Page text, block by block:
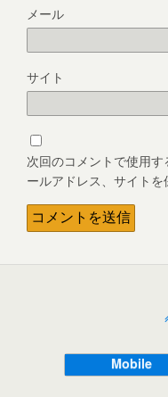
メール
サイト
次回のコメントで使用
ールアドレス、サイトを
Mobile